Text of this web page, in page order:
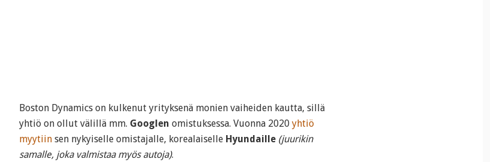
Boston Dynamics on kulkenut yrityksenä monien vaiheiden kautta, sillä
yhtiö on ollut välillä mm. Googlen omistuksessa. Vuonna 2020 yhtiö
myytiin sen nykyiselle omistajalle, korealaiselle Hyundaille (juurikin
samalle, joka valmistaa myös autoja).